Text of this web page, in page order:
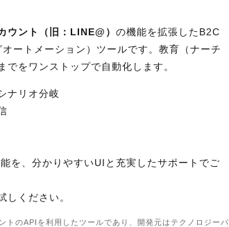
ウント（旧：LINE@） の機能を拡張したB2C
ートメーション）ツールです。教育（ナーチ
でをワンストップで自動化します。
ナリオ分岐
を、分かりやすいUIと充実したサポートでご
しください。
トのAPIを利用したツールであり、開発元はテクノロジーパ